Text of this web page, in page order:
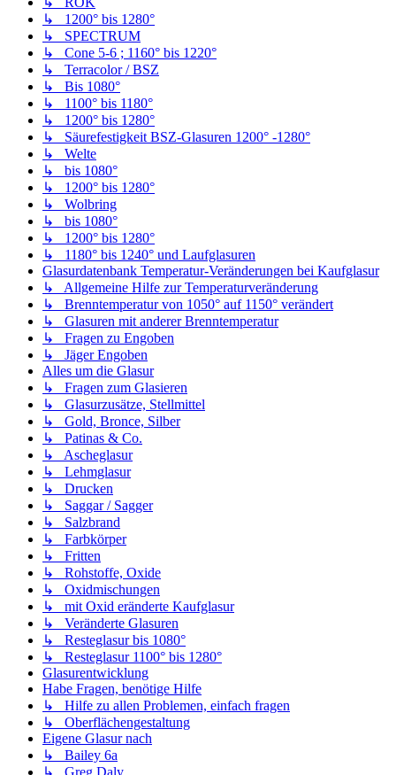
↳ 1200° bis 1280°
↳ SPECTRUM
↳ Cone 5-6 ; 1160° bis 1220°
↳ Terracolor / BSZ
↳ Bis 1080°
↳ 1100° bis 1180°
↳ 1200° bis 1280°
↳ Säurefestigkeit BSZ-Glasuren 1200° -1280°
↳ Welte
↳ bis 1080°
↳ 1200° bis 1280°
↳ Wolbring
↳ bis 1080°
↳ 1200° bis 1280°
↳ 1180° bis 1240° und Laufglasuren
Glasurdatenbank Temperatur-Veränderungen bei Kaufglasur
↳ Allgemeine Hilfe zur Temperaturveränderung
↳ Brenntemperatur von 1050° auf 1150° verändert
↳ Glasuren mit anderer Brenntemperatur
↳ Fragen zu Engoben
↳ Jäger Engoben
Alles um die Glasur
↳ Fragen zum Glasieren
↳ Glasurzusätze, Stellmittel
↳ Gold, Bronce, Silber
↳ Patinas & Co.
↳ Ascheglasur
↳ Lehmglasur
↳ Drucken
↳ Saggar / Sagger
↳ Salzbrand
↳ Farbkörper
↳ Fritten
↳ Rohstoffe, Oxide
↳ Oxidmischungen
↳ mit Oxid eränderte Kaufglasur
↳ Veränderte Glasuren
↳ Resteglasur bis 1080°
↳ Resteglasur 1100° bis 1280°
Glasurentwicklung
Habe Fragen, benötige Hilfe
↳ Hilfe zu allen Problemen, einfach fragen
↳ Oberflächengestaltung
Eigene Glasur nach
↳ Bailey 6a
↳ Greg Daly